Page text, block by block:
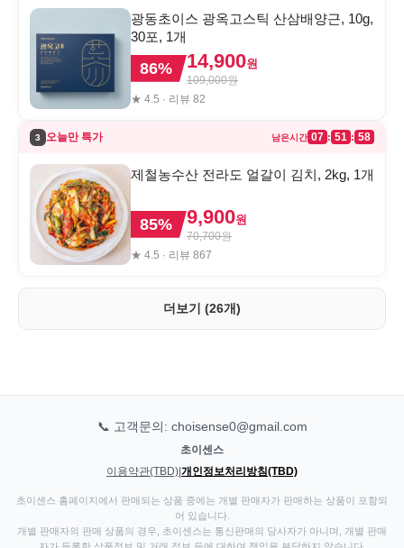
광동초이스 광옥고스틱 산삼배양근, 10g,
30포, 1개
86% 14,900원
109,000원
★ 4.5 · 리뷰 82
3 오늘만 특가 남은시간 07 : 51 : 58
제철농수산 전라도 얼갈이 김치, 2kg, 1개
85% 9,900원
70,700원
★ 4.5 · 리뷰 867
더보기 (26개)
📞 고객문의: choisense0@gmail.com
초이센스
이용약관(TBD)|개인정보처리방침(TBD)
초이센스 홈페이지에서 판매되는 상품 중에는 개별 판매자가 판매하는 상품이 포함되
어 있습니다.
개별 판매자의 판매 상품의 경우, 초이센스는 통신판매의 당사자가 아니며, 개별 판매